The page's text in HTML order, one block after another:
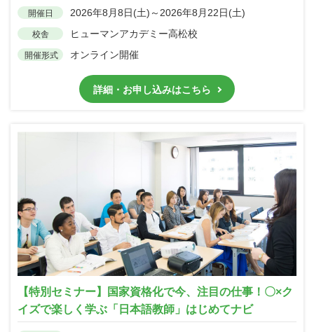
開催日 2026年8月8日(土)～2026年8月22日(土)
校舎 ヒューマンアカデミー高松校
開催形式 オンライン開催
詳細・お申し込みはこちら
【特別セミナー】国家資格化で今、注目の仕事！〇×ク
イズで楽しく学ぶ「日本語教師」はじめてナビ